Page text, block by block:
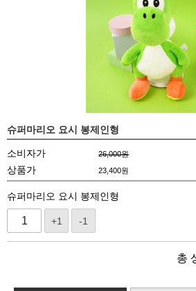
슈퍼마리오 요시 봉제인형
소비자가 26,000원
상품가 23,400원
슈퍼마리오 요시 봉제인형
+1 -1
총